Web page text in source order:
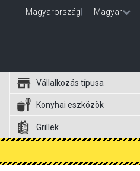
Magyarország Magyar
Vállalkozás típusa
Konyhai eszközök
Grillek